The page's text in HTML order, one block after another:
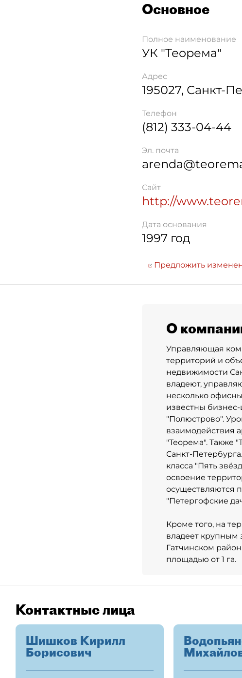
Основное
Полное наименование
УК "Теорема"
Адрес
195027, Санкт-
Телефон
(812) 333-04-44
Эл. почта
Сайт
http://
Дата основания
1997 год
Предложить
О
Управляющая
территорий и
недвижимости
владеют,
несколько
известны
"Полюстрово".
взаимодействия
"Теорема". Также
Санкт-
класса "Пять
освоение
осуществляются
"Петергофские
Кроме того, на
владеет
Гатчинском
площадью от 1 га.
Контактные лица
Шишков Кирилл
Борисович